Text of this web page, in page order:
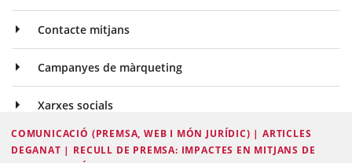
Contacte mitjans
Campanyes de màrqueting
Xarxes socials
COMUNICACIÓ (PREMSA, WEB I MÓN JURÍDIC) | ARTICLES
DEGANAT | RECULL DE PREMSA: IMPACTES EN MITJANS DE